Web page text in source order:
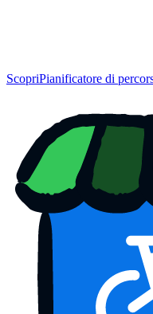
ScopriPianificatore di